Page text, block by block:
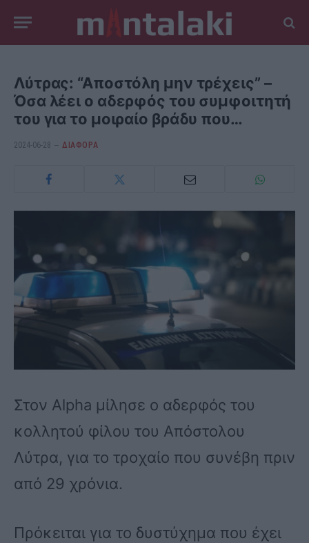
Λύτρας: “Αποστόλη μην τρέχεις” –
Όσα λέει ο αδερφός του συμφοιτητή
του για το μοιραίο βράδυ που…
2024-06-28 ΔΙΆΦΟΡΑ
Στον Alpha μίλησε ο αδερφός του
κολλητού φίλου του Απόστολου
Λύτρα, για το τροχαίο που συνέβη πριν
από 29 χρόνια.
Πρόκειται για το δυστύχημα που έχει